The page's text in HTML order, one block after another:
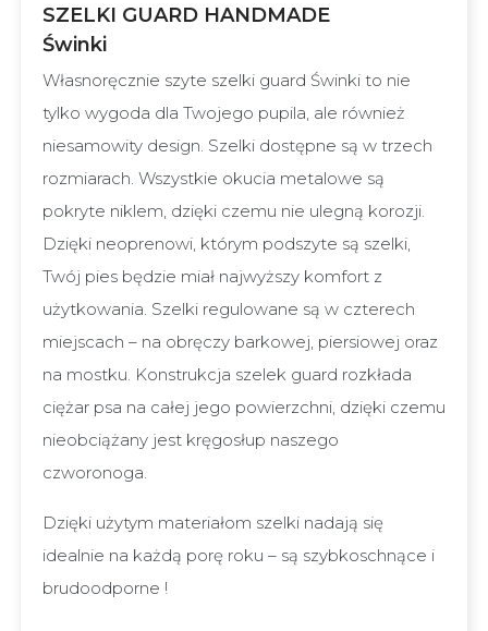
SZELKI GUARD HANDMADE
Świnki
Własnoręcznie szyte szelki guard Świnki to nie
tylko wygoda dla Twojego pupila, ale również
niesamowity design. Szelki dostępne są w trzech
rozmiarach. Wszystkie okucia metalowe są
pokryte niklem, dzięki czemu nie ulegną korozji.
Dzięki neoprenowi, którym podszyte są szelki,
Twój pies będzie miał najwyższy komfort z
użytkowania. Szelki regulowane są w czterech
miejscach – na obręczy barkowej, piersiowej oraz
na mostku. Konstrukcja szelek guard rozkłada
ciężar psa na całej jego powierzchni, dzięki czemu
nieobciążany jest kręgosłup naszego
czworonoga.
Dzięki użytym materiałom szelki nadają się
idealnie na każdą porę roku – są szybkoschnące i
brudoodporne !